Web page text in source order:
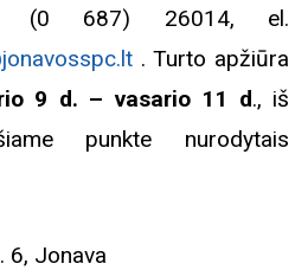
(0 687) 26014, el.
. Turto apžiūra
9 d. – vasario 11 d., iš
punkte nurodytais
6, Jonava